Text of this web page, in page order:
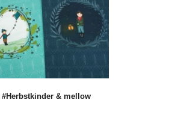
#Herbstkinder & mellow